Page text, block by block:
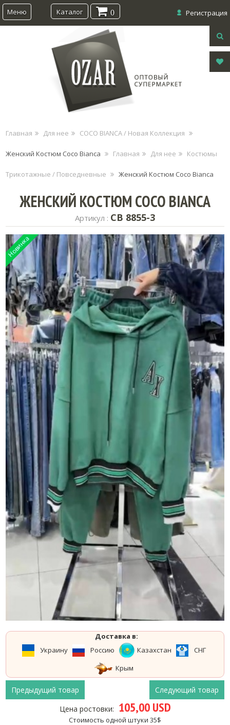
Меню Регистрация
Каталог 0
Главная Для нее COCO BIANCA / Новая Коллекция
Женский Костюм Coco Bianca Главная Для нее Костюмы
Трикотажные / Повседневные Женский Костюм Coco Bianca
ЖЕНСКИЙ КОСТЮМ COCO BIANCA
Артикул : CB 8855-3
Доставка в:
Украину
Россию Казахстан
СНГ
Крым
Предыдущий товар
Следующий товар
Цена ростовки: 105,00 USD
Стоимость одной штуки 35$